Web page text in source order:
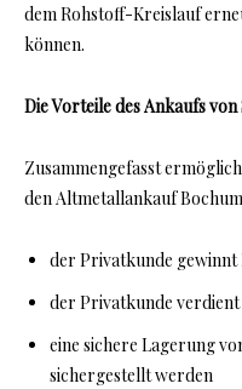
dem Rohstoff-Kreislauf
können.
Die Vorteile des Ankaufs
Zusammengefasst
den Altmetallankauf
der Privatkunde
der Privatkunde
eine sichere Lagerung
sichergestellt werden